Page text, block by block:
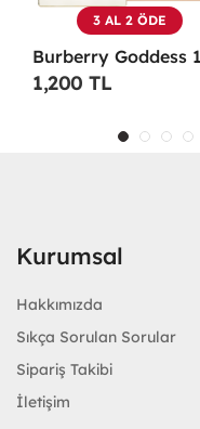
3 AL 2 ÖDE
1,200 TL
Kurumsal
Hakkımızda
Sıkça Sorulan Sorular
Sipariş Takibi
İletişim